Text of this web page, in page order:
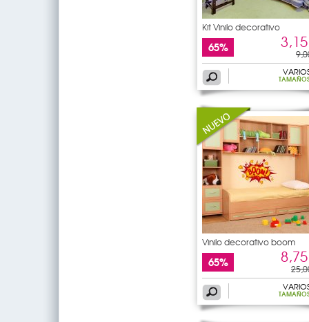
Kit Vinilo decorativo
65%
Vinilo decorativo boom
65%